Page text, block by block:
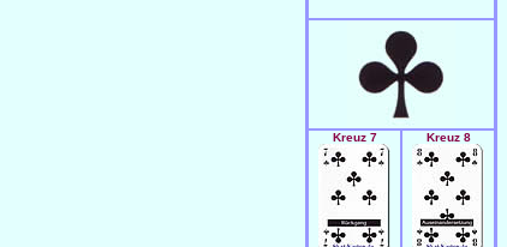
Kreuz 7 Kreuz 8